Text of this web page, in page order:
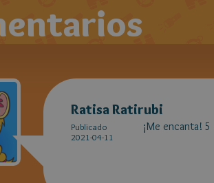
Ratisa Ratirubi
Publicado
2021-04-11
¡Me encanta!